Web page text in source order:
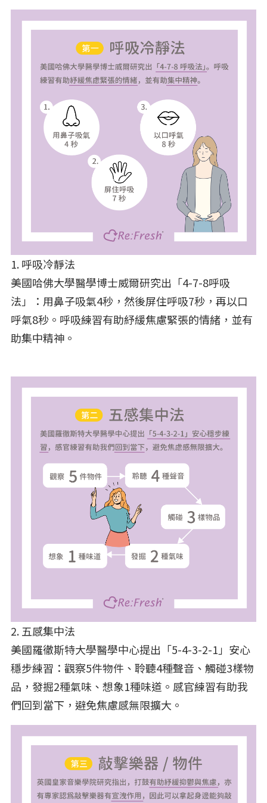
1. 呼吸冷靜法
美國哈佛大學醫學博士威爾研究出「4-7-8呼吸
法」：用鼻子吸氣4秒，然後屏住呼吸7秒，再以口
呼氣8秒。呼吸練習有助紓緩焦慮緊張的情緒，並有
助集中精神。
2. 五感集中法
美國羅徹斯特大學醫學中心提出「5-4-3-2-1」安心
穩步練習：觀察5件物件、聆聽4種聲音、觸碰3樣物
品，發掘2種氣味、想象1種味道。感官練習有助我
們回到當下，避免焦慮感無限擴大。